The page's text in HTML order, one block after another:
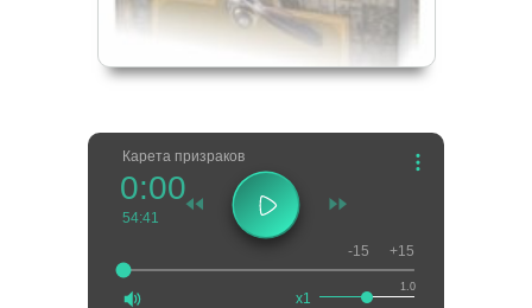
Карета призраков
0:00
54:41
1.0
x1
-15 +15